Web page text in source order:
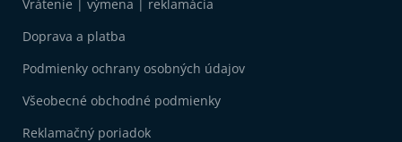
Vrátenie | výmena | reklamácia
Doprava a platba
Podmienky ochrany osobných údajov
Všeobecné obchodné podmienky
Reklamačný poriadok